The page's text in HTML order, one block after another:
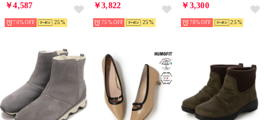
￥4,587
70% 25
￥3,822
75% 25
￥3,300
78% 25